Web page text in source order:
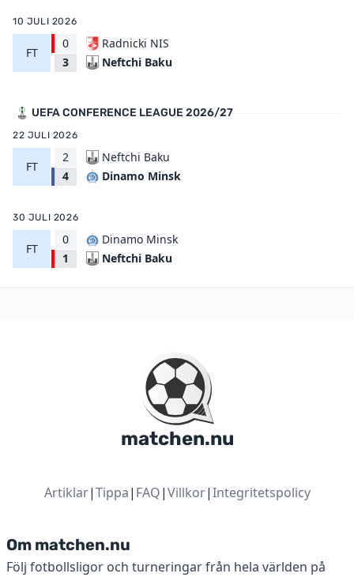
10 JULI 2026
FT
0
3
Radnicki NIS
Neftchi Baku
UEFA CONFERENCE LEAGUE 2026/27
22 JULI 2026
FT
2
4
Neftchi Baku
Dinamo Minsk
30 JULI 2026
FT
0
1
Dinamo Minsk
Neftchi Baku
matchen.nu
Artiklar|Tippa| FAQ|Villkor|Integritetspolicy
Om matchen.nu
Följ fotbollsligor och turneringar från hela världen på